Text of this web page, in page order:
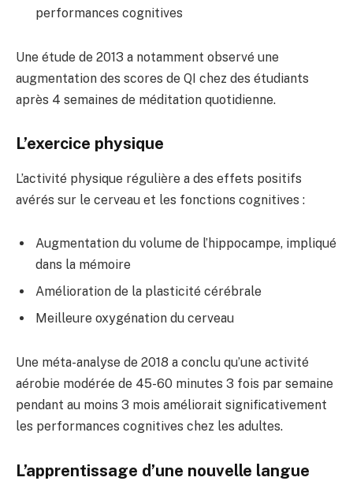
performances cognitives
Une étude de 2013 a notamment observé une
augmentation des scores de QI chez des étudiants
après 4 semaines de méditation quotidienne.
L’exercice physique
L’activité physique régulière a des effets positifs
avérés sur le cerveau et les fonctions cognitives :
Augmentation du volume de l’hippocampe, impliqué
dans la mémoire
Amélioration de la plasticité cérébrale
Meilleure oxygénation du cerveau
Une méta-analyse de 2018 a conclu qu’une activité
aérobie modérée de 45-60 minutes 3 fois par semaine
pendant au moins 3 mois améliorait significativement
les performances cognitives chez les adultes.
L’apprentissage d’une nouvelle langue